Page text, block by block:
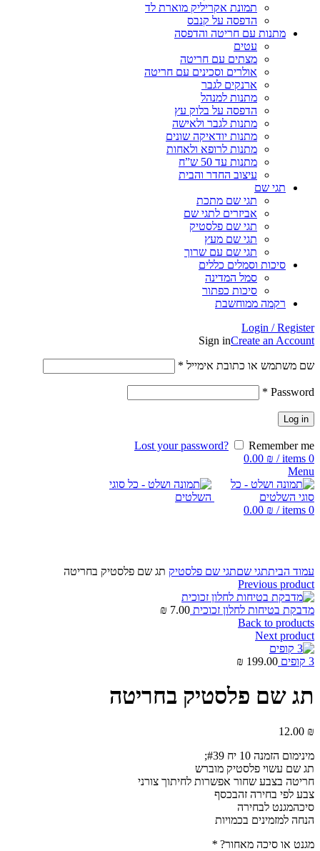
תמונת אקריליק מוארת לד
הדפסה על קנבס
מתנות עם חריטה והדפסה
עטים
מצתים עם חריטה
אולרים וסכינים עם חריטה
ארנקים לגבר
מתנות למנהל
הדפסה על בלוק עץ
מתנות לגבר ולאישה
מתנות יודאיקה שונים
מתנות לרופא ולאחות
מתנות עד 50 ש”ח
עיצוב החדר והבית
תגי שם
תגי שם מתכת
אביזרים לתגי שם
תגי שם פלסטיק
תגי שם מעץ
תגי שם עם שרוך
סיכות וסמלים כללים
סמל המדינה
סיכות כפתור
רקמה ממוחשבת
Login / Register
Sign inCreate an Account
שם משתמש או כתובת אימייל *
Password
*
Log in
Lost your password?
Remember me
0
items
/
0.00 ₪
Menu
0
items
/
0.00 ₪
עמוד הביתתגי שםתגי שם פלסטיק תג שם פלסטיק בחריטה
Previous product
מדבקת בטיחות לחלון זכוכית 7.00
₪
Back to products
Next product
3 קופים 199.00
₪
תג שם פלסטיק בחריטה
12.00 ₪
מינימום הזמנה 10 יח #39;
תג שם עשוי פלסטיק מוברש
חריטה בצבע שחור אפשרות לחיתוך צורני
צבע לפי בחירה זהבכסף
סיכהמגנט לבחירה
הנחה למזמינים בכמויות
מגנט או סיכה מאחור? *